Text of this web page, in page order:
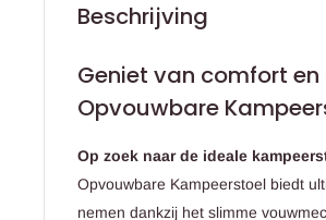
Beschrijving
Geniet van comfort
Opvouwbare
Op zoek naar de ideale
Opvouwbare Kampeerstoel biedt
nemen dankzij het slimme